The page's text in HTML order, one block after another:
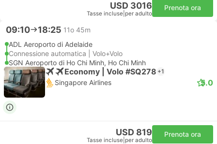
USD 3016
Tasse incluse per adulto
Prenota ora
09:10 18:25 11o 45m
ADL Aeroporto di Adelaide
Connessione automatica | Volo+Volo
SGN Aeroporto di Ho Chi Minh, Ho Chi Minh
Economy | Volo #SQ278 +1
Singapore Airlines 5.0
USD 819
Tasse incluse per adulto
Prenota ora